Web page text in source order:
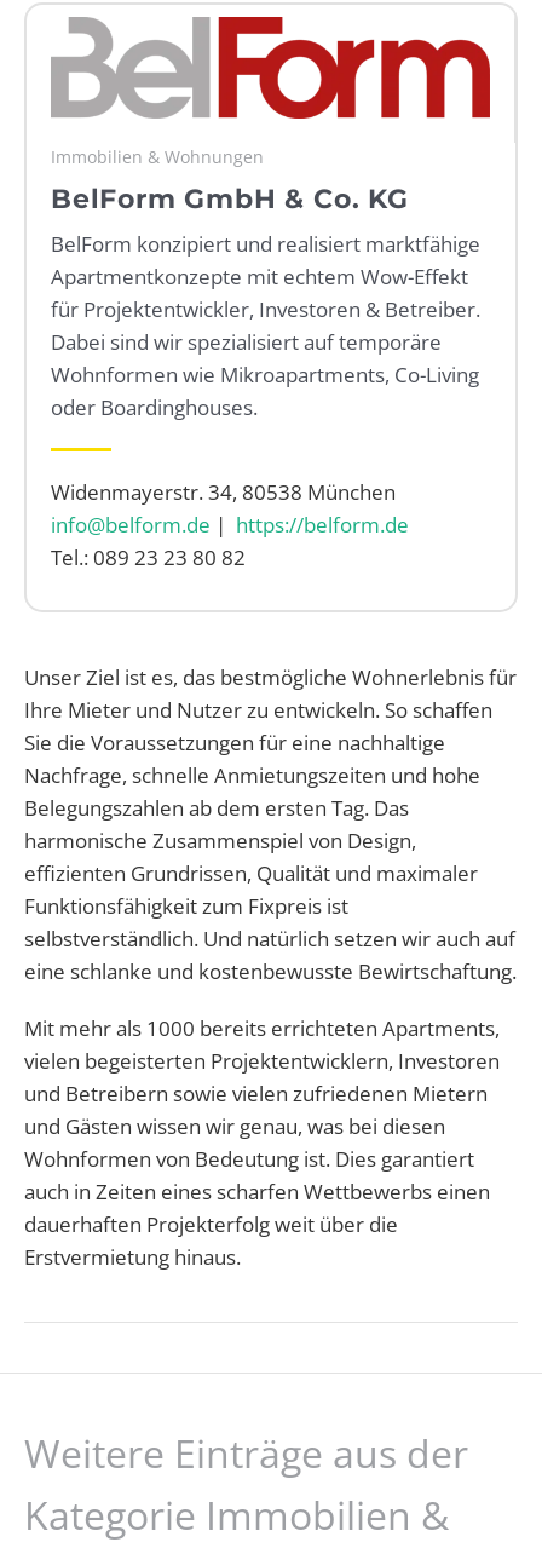
WEBRADIO
Immobilien & Wohnungen
BelForm GmbH & Co. KG
BelForm konzipiert und realisiert marktfähige
Apartmentkonzepte mit echtem Wow-Effekt
für Projektentwickler, Investoren & Betreiber.
Dabei sind wir spezialisiert auf temporäre
Wohnformen wie Mikroapartments, Co-Living
oder Boardinghouses.
Widenmayerstr. 34, 80538 München
info@belform.de | https://belform.de
Tel.: 089 23 23 80 82
Unser Ziel ist es, das bestmögliche Wohnerlebnis für
Ihre Mieter und Nutzer zu entwickeln. So schaffen
Sie die Voraussetzungen für eine nachhaltige
Nachfrage, schnelle Anmietungszeiten und hohe
Belegungszahlen ab dem ersten Tag. Das
harmonische Zusammenspiel von Design,
effizienten Grundrissen, Qualität und maximaler
Funktionsfähigkeit zum Fixpreis ist
selbstverständlich. Und natürlich setzen wir auch auf
eine schlanke und kostenbewusste Bewirtschaftung.
Mit mehr als 1000 bereits errichteten Apartments,
vielen begeisterten Projektentwicklern, Investoren
und Betreibern sowie vielen zufriedenen Mietern
und Gästen wissen wir genau, was bei diesen
Wohnformen von Bedeutung ist. Dies garantiert
auch in Zeiten eines scharfen Wettbewerbs einen
dauerhaften Projekterfolg weit über die
Erstvermietung hinaus.
Weitere Einträge aus der
Kategorie Immobilien &